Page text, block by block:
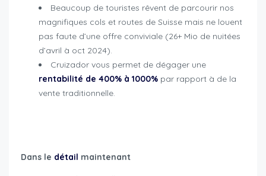
Beaucoup de touristes rêvent de parcourir nos
magnifiques cols et routes de Suisse mais ne louent
pas faute d’une offre conviviale (26+ Mio de nuitées
d’avril à oct 2024).
Cruizador vous permet de dégager une
rentabilité de 400% à 1000% par rapport à de la
vente traditionnelle.
Dans le détail maintenant